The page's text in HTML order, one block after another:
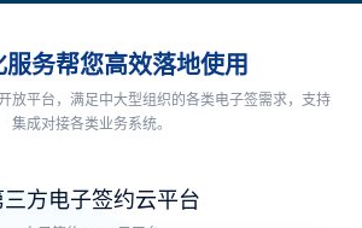
服务帮您高效落地使用
放平台，满足中大型组织的各类电子签需求，支持
集成对接各类业务系统。
三方电子签约云平台